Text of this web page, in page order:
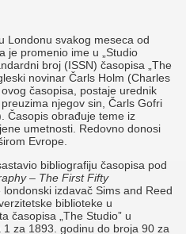
Londonu svakog meseca od
je promenio ime u „Studio
broj (ISSN) časopisa „The
novinar Čarls Holm (Charles
časopisa, postaje urednik
njegov sin, Čarls Gofri
Časopis obrađuje teme iz
umetnosti. Redovno donosi
Evrope.
bibliografiju časopisa pod
– The First Fifty
londonski izdavač Sims and Reed
biblioteke u
časopisa „The Studio” u
za 1893. godinu do broja 90 za